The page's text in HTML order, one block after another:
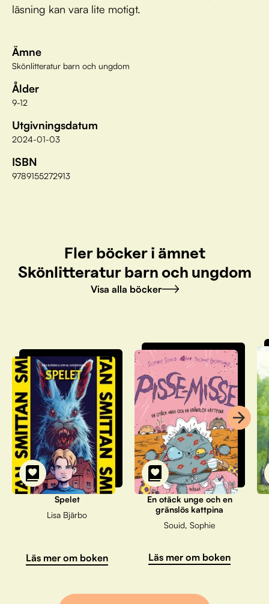
läsning kan vara lite motigt.
Ämne
Skönlitteratur barn och ungdom
Ålder
9-12
Utgivningsdatum
2024-01-03
ISBN
9789155272913
Fler böcker i ämnet
Skönlitteratur barn och ungdom
Visa alla böcker
Spelet
Lisa Bjärbo
Läs mer om boken
En otäck unge och en
gränslös kattpina
Souid, Sophie
Läs mer om boken